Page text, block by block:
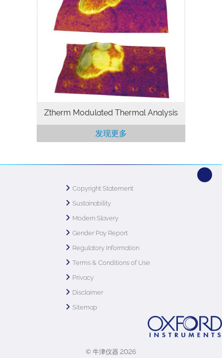
Ztherm™ provides the most sensitive
and highest resolution melting and
available. It uses patent-pending
cantilever drift compensation and novel…
Ztherm Modulated Thermal Analysis
发现更多
Copyright Statement
Sustainability
Modern Slavery
Gender Pay Report
Regulatory Information
Terms & Conditions of Use
Privacy
Disclaimer
Sitemap
© 牛津仪器 2026